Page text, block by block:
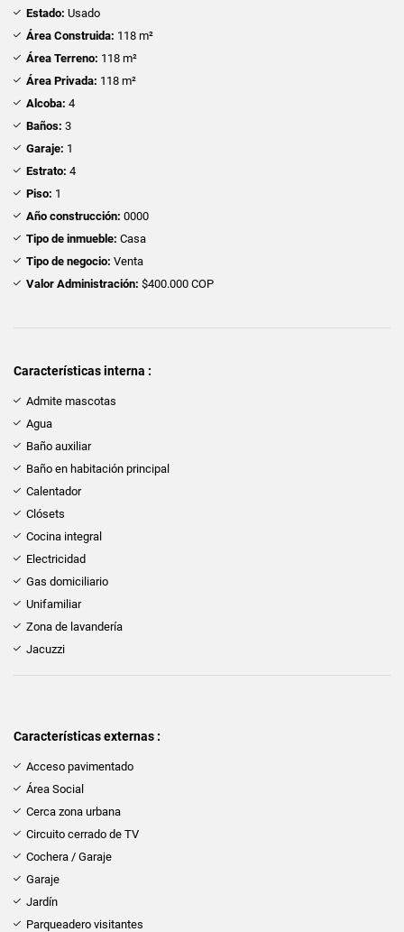
Estado: Usado
Área Construida: 118 m²
Área Terreno: 118 m²
Área Privada: 118 m²
Alcoba: 4
Baños: 3
Garaje: 1
Estrato: 4
Piso: 1
Año construcción: 0000
Tipo de inmueble: Casa
Tipo de negocio: Venta
Valor Administración: $400.000 COP
Características interna :
Admite mascotas
Agua
Baño auxiliar
Baño en habitación principal
Calentador
Clósets
Cocina integral
Electricidad
Gas domiciliario
Unifamiliar
Zona de lavandería
Jacuzzi
Características externas :
Acceso pavimentado
Área Social
Cerca zona urbana
Circuito cerrado de TV
Cochera / Garaje
Garaje
Jardín
Parqueadero visitantes